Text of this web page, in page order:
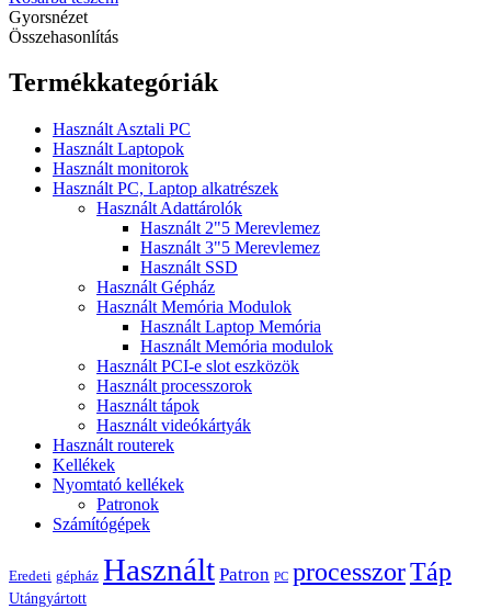
Gyorsnézet
Összehasonlítás
Termékkategóriák
Használt Asztali PC
Használt Laptopok
Használt monitorok
Használt PC, Laptop alkatrészek
Használt Adattárolók
Használt 2"5 Merevlemez
Használt 3"5 Merevlemez
Használt SSD
Használt Gépház
Használt Memória Modulok
Használt Laptop Memória
Használt Memória modulok
Használt PCI-e slot eszközök
Használt processzorok
Használt tápok
Használt videókártyák
Használt routerek
Kellékek
Nyomtató kellékek
Patronok
Számítógépek
Eredeti gépház Használt Patron PC processzorTáp
Utángyártott